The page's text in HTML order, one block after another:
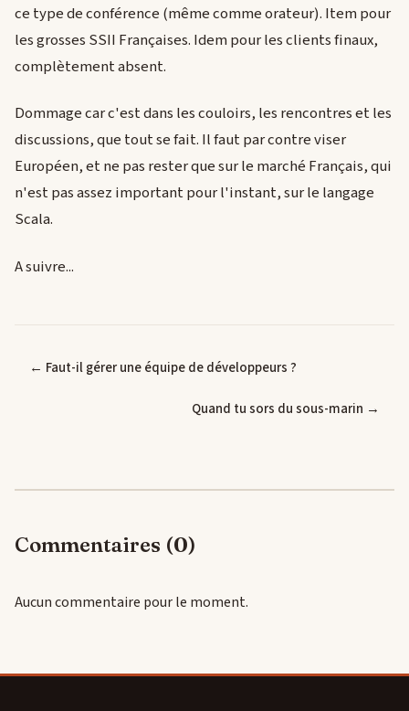
ce type de conférence (même comme orateur). Item pour
les grosses SSII Françaises. Idem pour les clients finaux,
complètement absent.
Dommage car c'est dans les couloirs, les rencontres et les
discussions, que tout se fait. Il faut par contre viser
Européen, et ne pas rester que sur le marché Français, qui
n'est pas assez important pour l'instant, sur le langage
Scala.
A suivre...
← Faut-il gérer une équipe de développeurs ?
Quand tu sors du sous-marin →
Commentaires (0)
Aucun commentaire pour le moment.